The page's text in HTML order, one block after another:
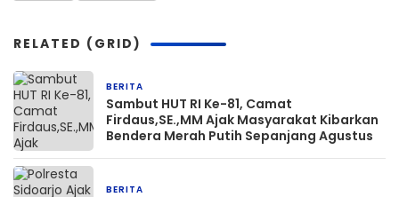
RELATED (GRID)
BERITA
Sambut HUT RI Ke-81, Camat
Firdaus,SE.,MM Ajak Masyarakat Kibarkan
Bendera Merah Putih Sepanjang Agustus
BERITA